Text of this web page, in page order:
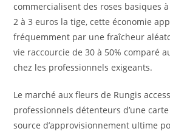
commercialisent des roses basiques
2 à 3 euros la tige, cette économie
fréquemment par une fraîcheur
vie raccourcie de 30 à 50% comparé
chez les professionnels exigeants.
Le marché aux fleurs de Rungis
professionnels détenteurs d’une
source d’approvisionnement ultime